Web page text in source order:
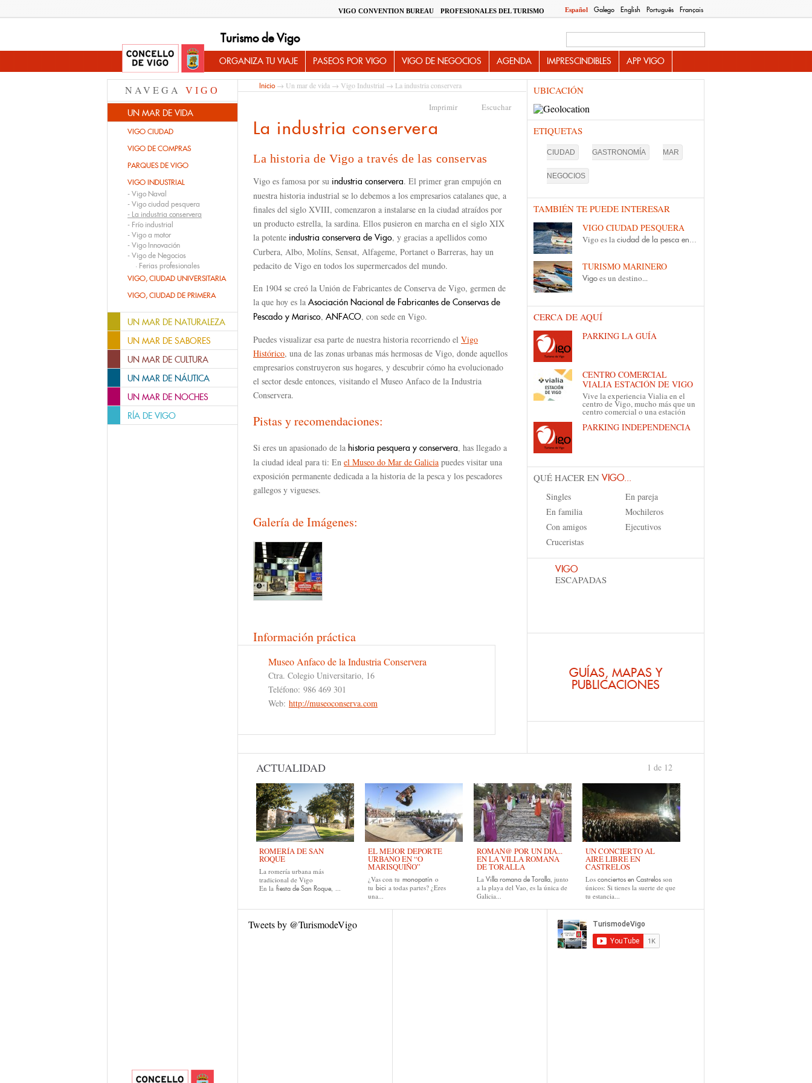
Español Galego English Português Français
VIGO CONVENTION BUREAU PROFESIONALES DEL TURISMO
Turismo de Vigo
ORGANIZA TU VIAJE PASEOS POR VIGO VIGO DE NEGOCIOS AGENDA IMPRESCINDIBLES APP VIGO
NAVEGA VIGO
UN MAR DE VIDA
VIGO CIUDAD
VIGO DE COMPRAS
PARQUES DE VIGO
VIGO INDUSTRIAL
- Vigo Naval
- Vigo ciudad pesquera
- La industria conservera
- Frío industrial
- Vigo a motor
- Vigo Innovación
- Vigo de Negocios
· Ferias profesionales
VIGO, CIUDAD UNIVERSITARIA
VIGO, CIUDAD DE PRIMERA
UN MAR DE NATURALEZA
UN MAR DE SABORES
UN MAR DE CULTURA
UN MAR DE NÁUTICA
UN MAR DE NOCHES
RÍA DE VIGO
Inicio→ Un mar de vida → Vigo Industrial → La industria conservera
Imprimir Escuchar
La industria conservera
La historia de Vigo a través de las conservas
Vigo es famosa por su industria conservera. El primer gran empujón en
nuestra historia industrial se lo debemos a los empresarios catalanes que, a
finales del siglo XVIII, comenzaron a instalarse en la ciudad atraídos por
un producto estrella, la sardina. Ellos pusieron en marcha en el siglo XIX
la potente industria conservera de Vigo, y gracias a apellidos como
Curbera, Albo, Molíns, Sensat, Alfageme, Portanet o Barreras, hay un
pedacito de Vigo en todos los supermercados del mundo.
En 1904 se creó la Unión de Fabricantes de Conserva de Vigo, germen de
la que hoy es la Asociación Nacional de Fabricantes de Conservas de
Pescado y Marisco, ANFACO, con sede en Vigo.
Puedes visualizar esa parte de nuestra historia recorriendo el Vigo
Histórico, una de las zonas urbanas más hermosas de Vigo, donde aquellos
empresarios construyeron sus hogares, y descubrir cómo ha evolucionado
el sector desde entonces, visitando el Museo Anfaco de la Industria
Conservera.
Pistas y recomendaciones:
Si eres un apasionado de la historia pesquera y conservera, has llegado a
la ciudad ideal para ti: En el Museo do Mar de Galicia puedes visitar una
exposición permanente dedicada a la historia de la pesca y los pescadores
gallegos y vigueses.
Galería de Imágenes:
Información práctica
Museo Anfaco de la Industria Conservera
Ctra. Colegio Universitario, 16
Teléfono: 986 469 301
Web: http://museoconserva.com
UBICACIÓN
ETIQUETAS
CIUDAD GASTRONOMÍA MAR
NEGOCIOS
TAMBIÉN TE PUEDE INTERESAR
VIGO CIUDAD PESQUERA
Vigo es laciudad de la pesca en...
TURISMO MARINERO
Vigoes un destino...
CERCA DE AQUÍ
PARKING LA GUÍA
CENTRO COMERCIAL
VIALIA ESTACIÓN DE VIGO
Vive la experiencia Vialia en el
centro de Vigo, mucho más que un
centro comercial o una estación
PARKING INDEPENDENCIA
QUÉ HACER EN VIGO...
Singles
En pareja
En familia
Mochileros
Con amigos
Ejecutivos
Cruceristas
VIGO
ESCAPADAS
GUÍAS, MAPAS Y
PUBLICACIONES
ACTUALIDAD
ROMERÍA DE SAN
ROQUE
La romería urbana más
tradicional de Vigo
En la fiesta de San Roque, ...
EL MEJOR DEPORTE
URBANO EN “O
MARISQUIÑO”
¿Vas con tu monopatín o
tu bici a todas partes? ¿Eres
una...
ROMAN@ POR UN DIA...
EN LA VILLA ROMANA
DE TORALLA
La Villa romana de Toralla, junto
a la playa del Vao, es la única de
Galicia...
UN CONCIERTO AL
AIRE LIBRE EN
CASTRELOS
Los conciertos en Castrelos son
únicos: Si tienes la suerte de que
tu estancia...
1 de 12
Tweets by @TurismodeVigo